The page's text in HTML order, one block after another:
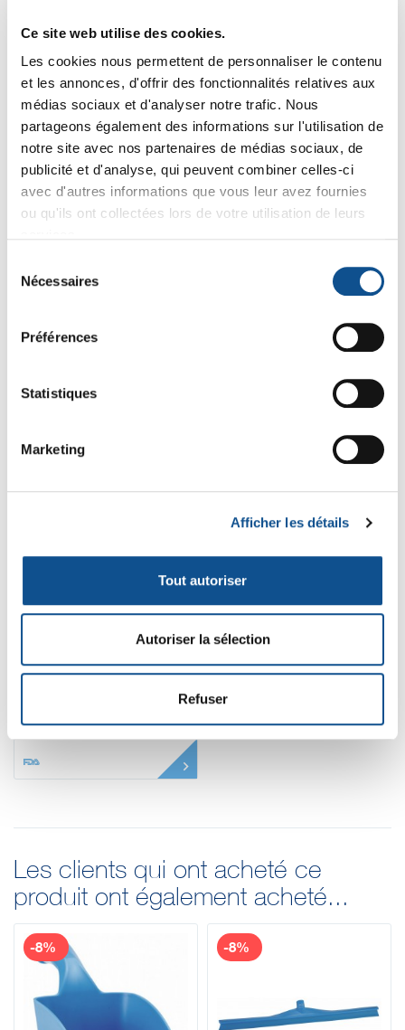
Ce site web utilise des cookies.
Les cookies nous permettent de personnaliser le contenu
et les annonces, d'offrir des fonctionnalités relatives aux
médias sociaux et d'analyser notre trafic. Nous
partageons également des informations sur l'utilisation de
notre site avec nos partenaires de médias sociaux, de
publicité et d'analyse, qui peuvent combiner celles-ci
avec d'autres informations que vous leur avez fournies
ou qu'ils ont collectées lors de votre utilisation de leurs
Nécessaires
Préférences
Statistiques
Marketing
Afficher les détails
Tout autoriser
Autoriser la sélection
Refuser
Hygiénique Vikan,
-8%
Hygiénique Vikan,
Ø32 mm, 1700 mm
,94 € HT
-8%
0618
Vikan, 460 mm
38,78 € HT42,15 € HT
-8%
Les clients qui ont acheté ce
produit ont également acheté...
-8% -8%